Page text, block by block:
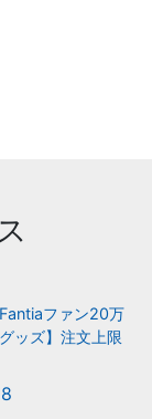
Fantiaファン20万
ッズ】注文上限